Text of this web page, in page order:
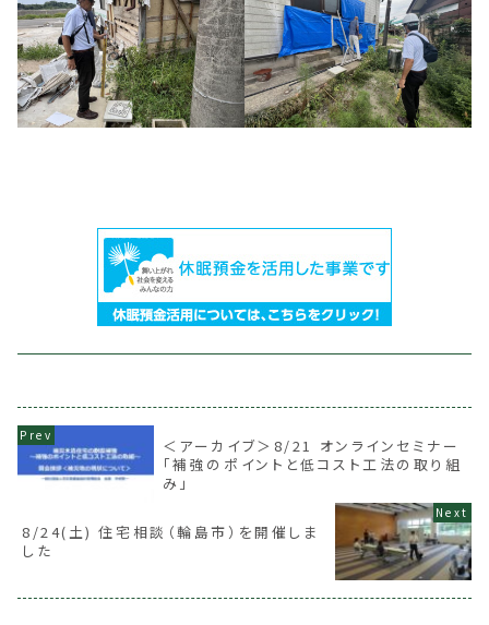
＜アーカイブ＞8/21 オンラインセミナー
「補強のポイントと低コスト工法の取り組
み」
8/24(土) 住宅相談（輪島市）を開催しま
した